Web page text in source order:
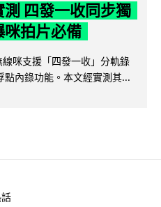
四發一收同步獨
拍片必備
咪支援「四發一收」分軌錄
內錄功能。本文經實測其...